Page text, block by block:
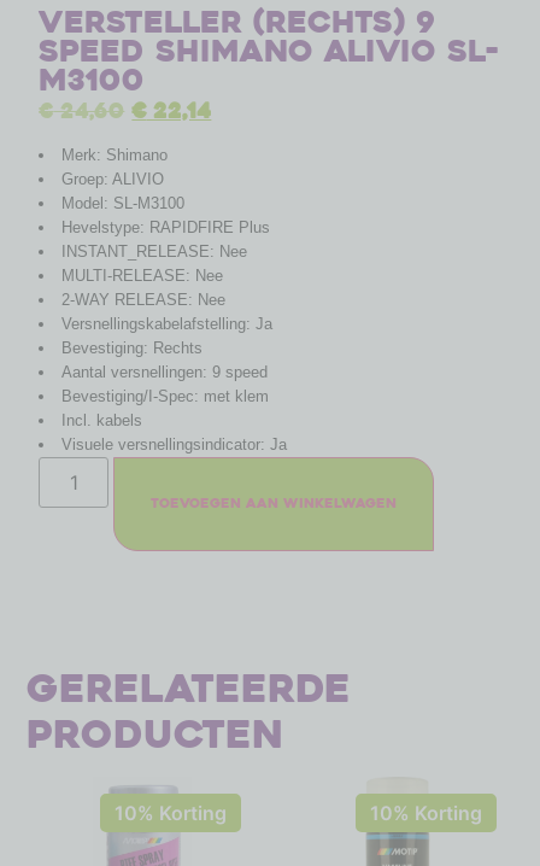
Versteller (rechts) 9
speed Shimano Alivio SL-
M3100
€24,60 €22,14
Merk: Shimano
Groep: ALIVIO
Model: SL-M3100
Hevelstype: RAPIDFIRE Plus
INSTANT_RELEASE: Nee
MULTI-RELEASE: Nee
2-WAY RELEASE: Nee
Versnellingskabelafstelling: Ja
Bevestiging: Rechts
Aantal versnellingen: 9 speed
Bevestiging/I-Spec: met klem
Incl. kabels
Visuele versnellingsindicator: Ja
Toevoegen aan winkelwagen
Gerelateerde
producten
10% Korting 10% Korting